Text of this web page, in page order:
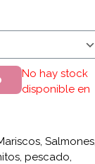
No hay stock
disponible en
,Salmones
,pescado